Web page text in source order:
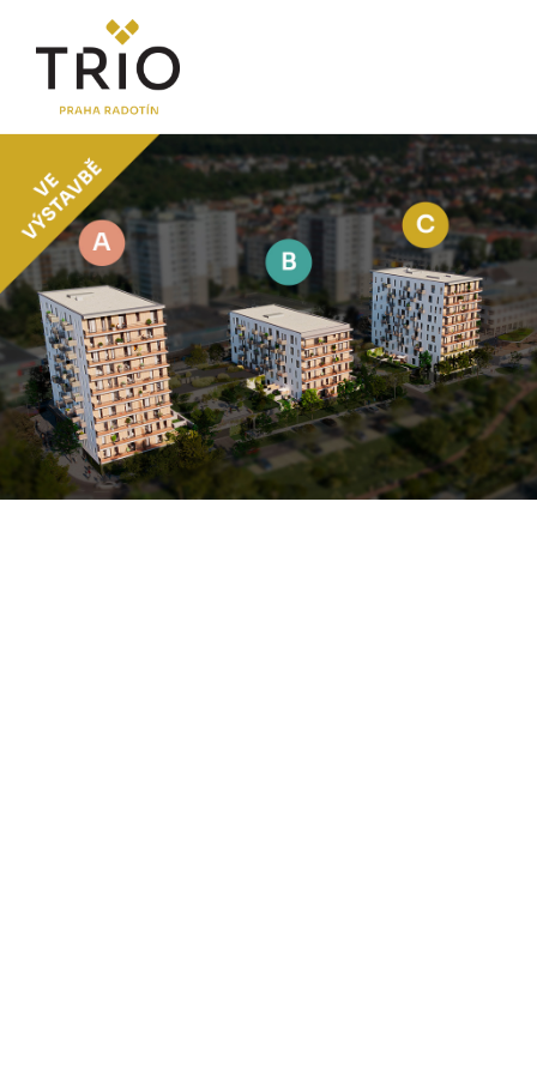
O PROJEKTU
Proč TRIO Radotín
FAQ sekce
Novinky
Postup koupě a financování
LOKALITA
CENÍK
Byty